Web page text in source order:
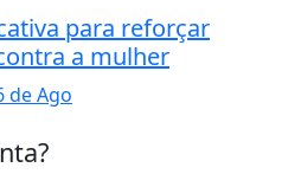
para reforçar
a mulher
de Ago